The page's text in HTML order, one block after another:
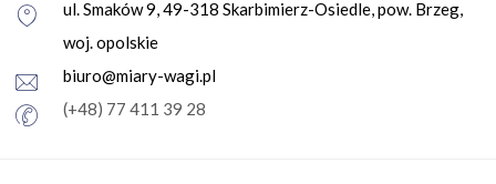
ul. Smaków 9, 49-318 Skarbimierz-Osiedle, pow. Brzeg,
woj. opolskie
biuro@miary-wagi.pl
(+48) 77 411 39 28